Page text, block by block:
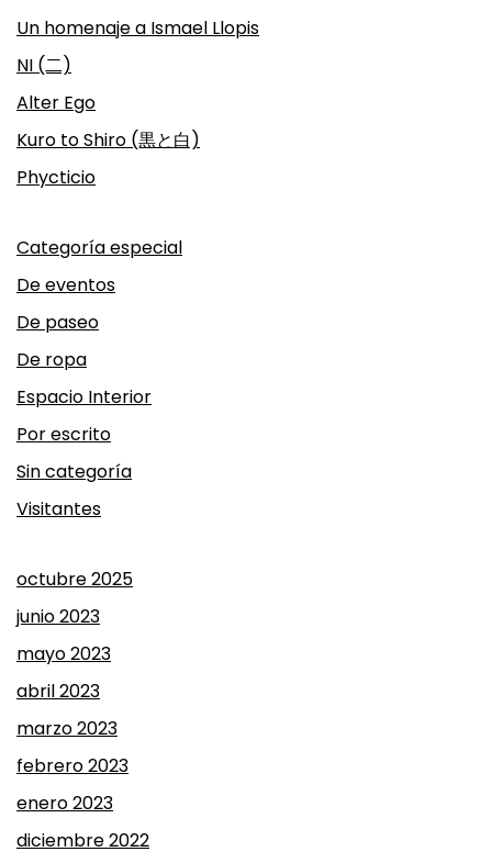
Un homenaje a Ismael Llopis
NI (二)
Alter Ego
Kuro to Shiro (黒と白)
Phycticio
Categoría especial
De eventos
De paseo
De ropa
Espacio Interior
Por escrito
Sin categoría
Visitantes
octubre 2025
junio 2023
mayo 2023
abril 2023
marzo 2023
febrero 2023
enero 2023
diciembre 2022